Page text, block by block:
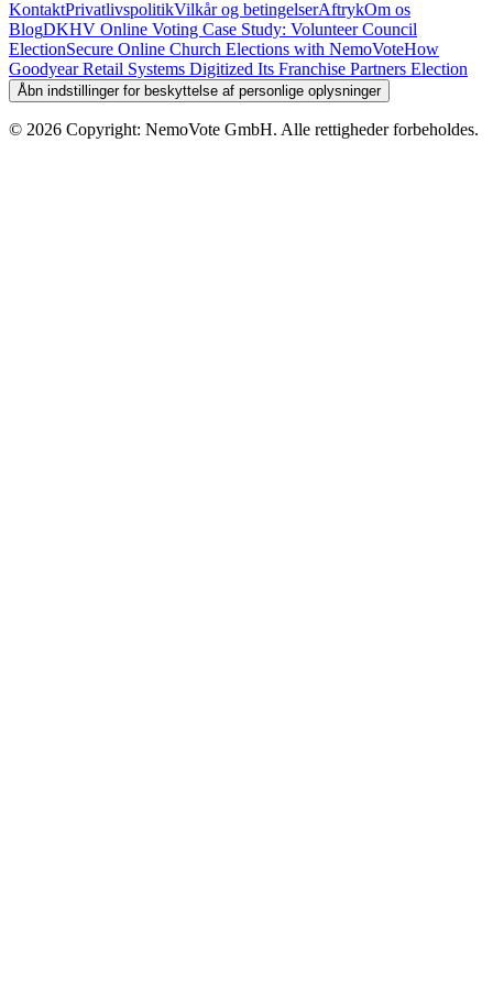
KontaktPrivatlivspolitikVilkår og betingelserAftrykOm os
BlogDKHV Online Voting Case Study: Volunteer Council
ElectionSecure Online Church Elections with NemoVoteHow
Goodyear Retail Systems Digitized Its Franchise Partners Election
Åbn indstillinger for beskyttelse af personlige oplysninger
© 2026 Copyright: NemoVote GmbH. Alle rettigheder forbeholdes.